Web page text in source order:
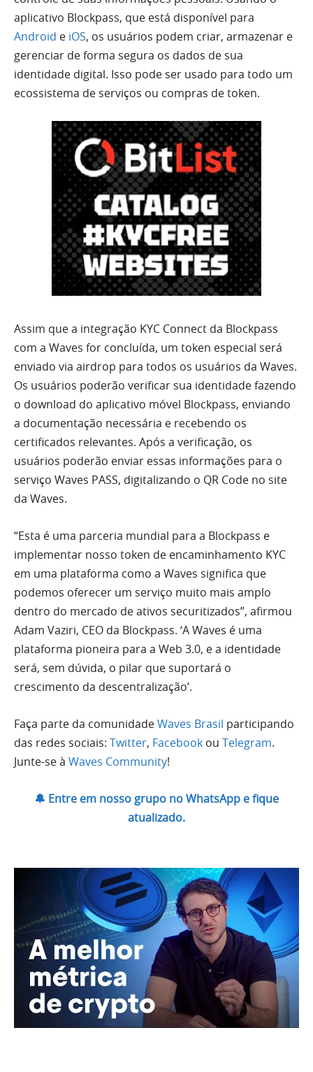
aplicativo Blockpass, que está disponível para
Android e iOS, os usuários podem criar, armazenar e
gerenciar de forma segura os dados de sua
identidade digital. Isso pode ser usado para todo um
ecossistema de serviços ou compras de token.
Assim que a integração KYC Connect da Blockpass
com a Waves for concluída, um token especial será
enviado via airdrop para todos os usuários da Waves.
Os usuários poderão verificar sua identidade fazendo
o download do aplicativo móvel Blockpass, enviando
a documentação necessária e recebendo os
certificados relevantes. Após a verificação, os
usuários poderão enviar essas informações para o
serviço Waves PASS, digitalizando o QR Code no site
da Waves.
“Esta é uma parceria mundial para a Blockpass e
implementar nosso token de encaminhamento KYC
em uma plataforma como a Waves significa que
podemos oferecer um serviço muito mais amplo
dentro do mercado de ativos securitizados”, afirmou
Adam Vaziri, CEO da Blockpass. ‘A Waves é uma
plataforma pioneira para a Web 3.0, e a identidade
será, sem dúvida, o pilar que suportará o
crescimento da descentralização’.
Faça parte da comunidadeWaves Brasil participando
das redes sociais: Twitter, Facebook ou Telegram.
Junte-se à Waves Community!
🔔 Entre em nosso grupo no WhatsApp e fique
atualizado.